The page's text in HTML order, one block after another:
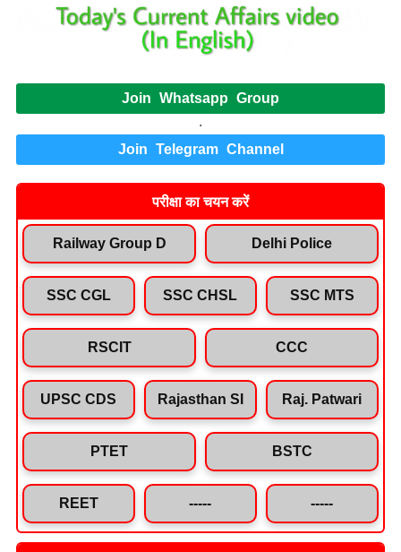
Join Whatsapp Group
.
Join Telegram Channel
परीक्षा का चयन करें
Railway Group D Delhi Police
SSC CGL SSC CHSL SSC MTS
RSCIT CCC
UPSC CDS Rajasthan SI Raj. Patwari
PTET BSTC
REET ----- -----